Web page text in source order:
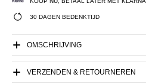
30 DAGEN BEDENKTIJD
OMSCHRIJVING
VERZENDEN & RETOURNEREN